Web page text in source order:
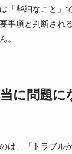
「些細なこと」
事項と判断され
。
に問題
は、「トラブル